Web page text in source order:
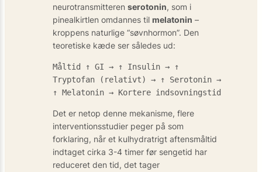
neurotransmitteren serotonin, som i
pinealkirtlen omdannes til melatonin –
kroppens naturlige “søvnhormon”. Den
teoretiske kæde ser således ud:
Måltid ↑ GI → ↑ Insulin → ↑
Tryptofan (relativt) → ↑ Serotonin →
↑ Melatonin → Kortere indsovningstid
Det er netop denne mekanisme, flere
interventions­studier peger på som
forklaring, når et kulhydrat­rigt aftensmåltid
indtaget cirka 3-4 timer før sengetid har
reduceret den tid, det tager